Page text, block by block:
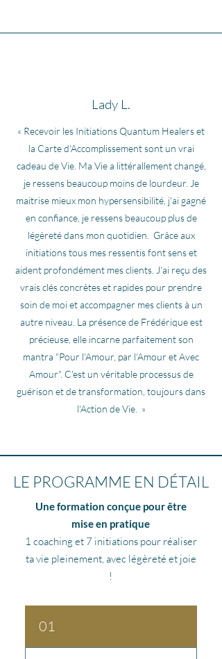
Lady L.
« Recevoir les Initiations Quantum Healers et
la Carte d'Accomplissement sont un vrai
cadeau de Vie. Ma Vie a littérallement changé,
je ressens beaucoup moins de lourdeur. Je
maitrise mieux mon hypersensibilité, j'ai gagné
en confiance, je ressens beaucoup plus de
légèreté dans mon quotidien. Grâce aux
initiations tous mes ressentis font sens et
aident profondément mes clients. J'ai reçu des
vrais clés concrètes et rapides pour prendre
soin de moi et accompagner mes clients à un
autre niveau. La présence de Frédérique est
précieuse, elle incarne parfaitement son
mantra "Pour l'Amour, par l'Amour et Avec
Amour". C'est un véritable processus de
guérison et de transformation, toujours dans
l'Action de Vie. »
LE PROGRAMME EN DÉTAIL
Une formation conçue pour être
mise en pratique
1 coaching et 7 initiations pour réaliser
ta vie pleinement, avec légèreté et joie
!
01